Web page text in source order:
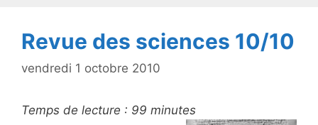
Revue des sciences 10/10
vendredi 1 octobre 2010
Temps de lecture : 99 minutes